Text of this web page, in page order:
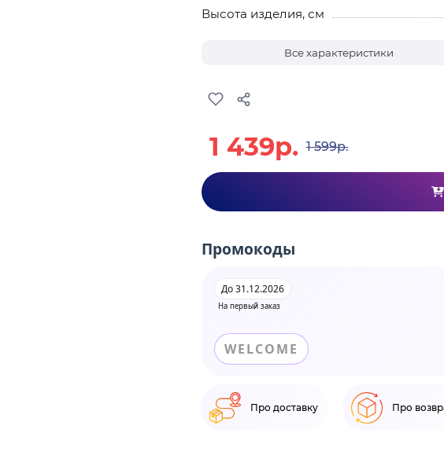
Высота изделия, см
Все характеристики
1 439р. 1 599р.
Промокоды
На первый заказ
До 31.12.2026
WELCOME
Про доставку Про